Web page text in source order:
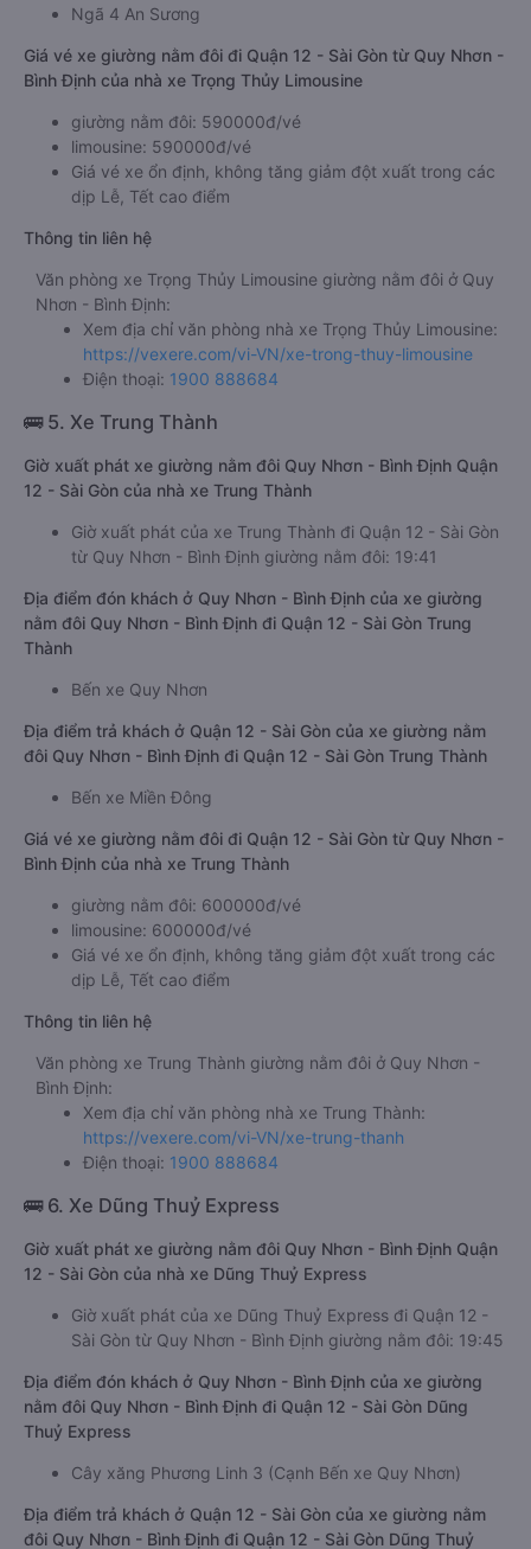
Ngã 4 An Sương
Giá vé xe giường nằm đôi đi Quận 12 - Sài Gòn từ Quy Nhơn -
Bình Định của nhà xe Trọng Thủy Limousine
giường nằm đôi: 590000đ/vé
limousine: 590000đ/vé
Giá vé xe ổn định, không tăng giảm đột xuất trong các
dịp Lễ, Tết cao điểm
Thông tin liên hệ
Văn phòng xe Trọng Thủy Limousine giường nằm đôi ở Quy
Nhơn - Bình Định:
Xem địa chỉ văn phòng nhà xe Trọng Thủy Limousine:
https://vexere.com/vi-VN/xe-trong-thuy-limousine
Điện thoại: 1900 888684
🚌 5. Xe Trung Thành
Giờ xuất phát xe giường nằm đôi Quy Nhơn - Bình Định Quận
12 - Sài Gòn của nhà xe Trung Thành
Giờ xuất phát của xe Trung Thành đi Quận 12 - Sài Gòn
từ Quy Nhơn - Bình Định giường nằm đôi: 19:41
Địa điểm đón khách ở Quy Nhơn - Bình Định của xe giường
nằm đôi Quy Nhơn - Bình Định đi Quận 12 - Sài Gòn Trung
Thành
Bến xe Quy Nhơn
Địa điểm trả khách ở Quận 12 - Sài Gòn của xe giường nằm
đôi Quy Nhơn - Bình Định đi Quận 12 - Sài Gòn Trung Thành
Bến xe Miền Đông
Giá vé xe giường nằm đôi đi Quận 12 - Sài Gòn từ Quy Nhơn -
Bình Định của nhà xe Trung Thành
giường nằm đôi: 600000đ/vé
limousine: 600000đ/vé
Giá vé xe ổn định, không tăng giảm đột xuất trong các
dịp Lễ, Tết cao điểm
Thông tin liên hệ
Văn phòng xe Trung Thành giường nằm đôi ở Quy Nhơn -
Bình Định:
Xem địa chỉ văn phòng nhà xe Trung Thành:
https://vexere.com/vi-VN/xe-trung-thanh
Điện thoại: 1900 888684
🚌 6. Xe Dũng Thuỷ Express
Giờ xuất phát xe giường nằm đôi Quy Nhơn - Bình Định Quận
12 - Sài Gòn của nhà xe Dũng Thuỷ Express
Giờ xuất phát của xe Dũng Thuỷ Express đi Quận 12 -
Sài Gòn từ Quy Nhơn - Bình Định giường nằm đôi: 19:45
Địa điểm đón khách ở Quy Nhơn - Bình Định của xe giường
nằm đôi Quy Nhơn - Bình Định đi Quận 12 - Sài Gòn Dũng
Thuỷ Express
Cây xăng Phương Linh 3 (Cạnh Bến xe Quy Nhơn)
Địa điểm trả khách ở Quận 12 - Sài Gòn của xe giường nằm
đôi Quy Nhơn - Bình Định đi Quận 12 - Sài Gòn Dũng Thuỷ